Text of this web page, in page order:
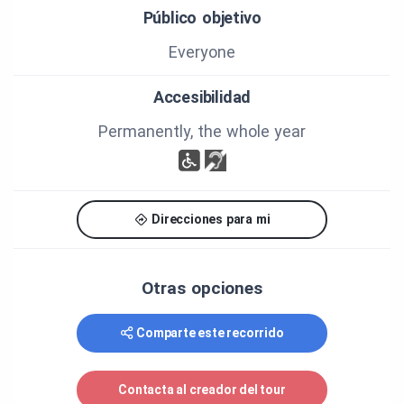
composent la MRC du Fjord-du-Saguenay.
Photo : © Municipalité de Saint-Charles-de-Bourget
Público objetivo
Everyone
Accesibilidad
Permanently, the whole year
Direcciones para mi
Otras opciones
Comparte este recorrido
Contacta al creador del tour